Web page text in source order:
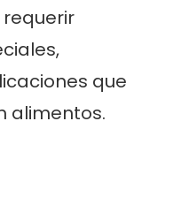
que
alimentos.